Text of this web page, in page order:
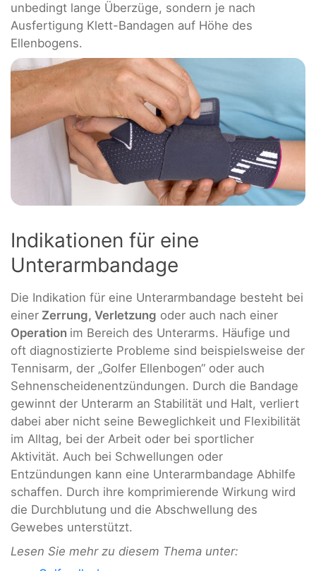
unbedingt lange Überzüge, sondern je nach
Ausfertigung Klett-Bandagen auf Höhe des
Ellenbogens.
Indikationen für eine
Unterarmbandage
Die Indikation für eine Unterarmbandage besteht bei
einer Zerrung, Verletzung oder auch nach einer
Operation im Bereich des Unterarms. Häufige und
oft diagnostizierte Probleme sind beispielsweise der
Tennisarm, der „Golfer Ellenbogen“ oder auch
Sehnenscheidenentzündungen. Durch die Bandage
gewinnt der Unterarm an Stabilität und Halt, verliert
dabei aber nicht seine Beweglichkeit und Flexibilität
im Alltag, bei der Arbeit oder bei sportlicher
Aktivität. Auch bei Schwellungen oder
Entzündungen kann eine Unterarmbandage Abhilfe
schaffen. Durch ihre komprimierende Wirkung wird
die Durchblutung und die Abschwellung des
Gewebes unterstützt.
Lesen Sie mehr zu diesem Thema unter: